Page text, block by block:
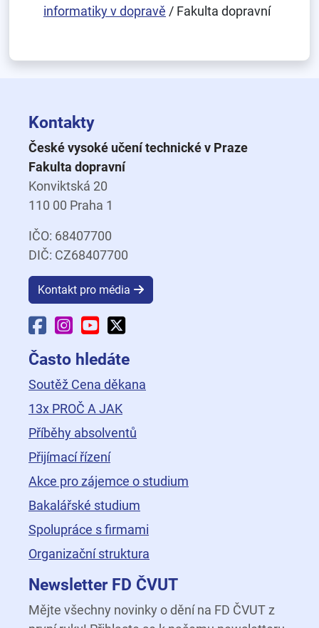
informatiky v dopravě / Fakulta dopravní
Kontakty
České vysoké učení technické v Praze
Fakulta dopravní
Konviktská 20
110 00 Praha 1
IČO: 68407700
DIČ: CZ68407700
Kontakt pro média
Facebook Fakulty dopravní
Instagram Fakulty dopravní
YouTube Fakulty dopravní
Často hledáte
Soutěž Cena děkana
13x PROČ A JAK
Příběhy absolventů
Přijímací řízení
Akce pro zájemce o studium
Bakalářské studium
Spolupráce s firmami
Organizační struktura
Newsletter FD ČVUT
Mějte všechny novinky o dění na FD ČVUT z